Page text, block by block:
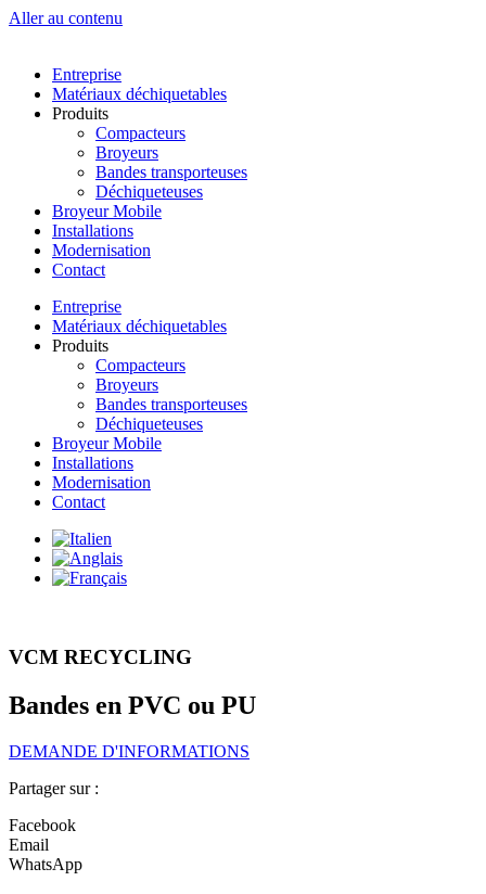
Aller au contenu
Entreprise
Matériaux déchiquetables
Produits
Compacteurs
Broyeurs
Bandes transporteuses
Déchiqueteuses
Broyeur Mobile
Installations
Modernisation
Contact
Entreprise
Matériaux déchiquetables
Produits
Compacteurs
Broyeurs
Bandes transporteuses
Déchiqueteuses
Broyeur Mobile
Installations
Modernisation
Contact
VCM RECYCLING
Bandes en PVC ou PU
DEMANDE D'INFORMATIONS
Partager sur :
Facebook
Email
WhatsApp